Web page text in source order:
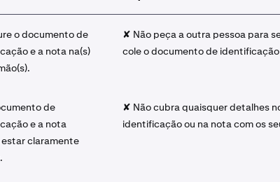
o documento de
e a nota na(s)
✘ Não peça a outra pessoa para
cole o documento de
de
e a nota
claramente
✘ Não cubra quaisquer detalhes
identificação ou na nota com os